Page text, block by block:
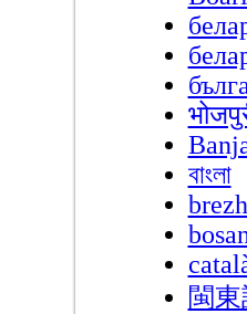
বাংলা
閩東